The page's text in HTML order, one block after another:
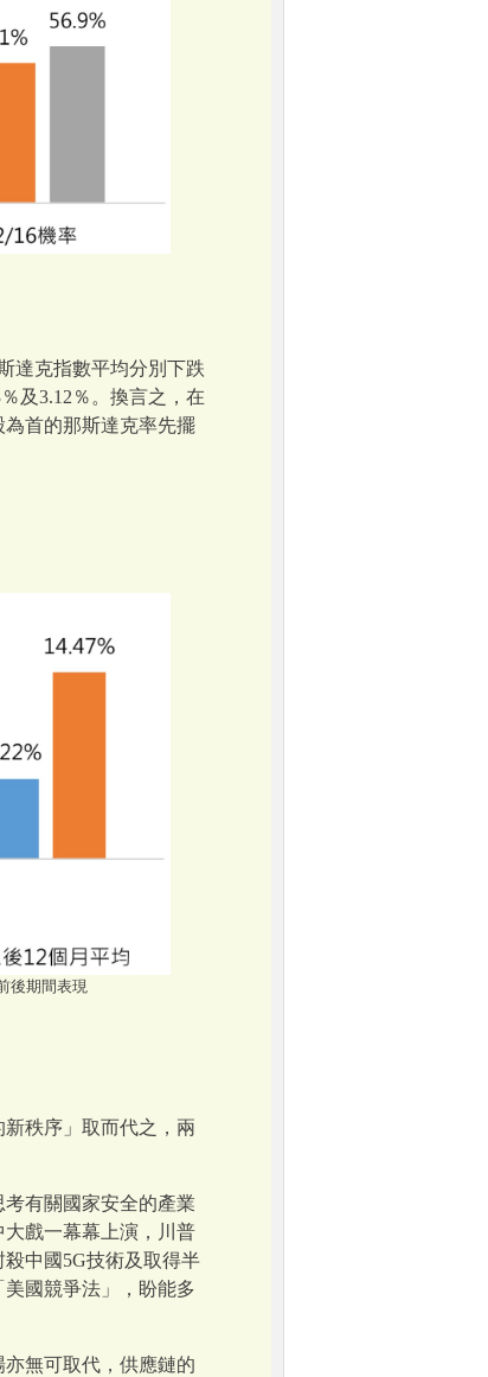
達克指數平均分別下跌
及3.12％。換言之，在
首的那斯達克率先擺
後期間表現
秩序」取而代之，兩
有關國家安全的產業
戲一幕幕上演，川普
中國5G技術及取得半
國競爭法」，盼能多
無可取代，供應鏈的